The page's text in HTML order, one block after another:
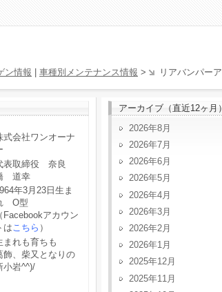
ン情報 車種別メンテナンス情報 > リアバンパー
式会社ワンオーナ
表取締役 奈良
道幸
年3月23日生ま
O型
（Facebookアカウン
はこちら ）
まれも育ちも
飾、柴又となりの
小岩^^)/
アーカイブ（直近12ヶ月）
2026年8月
2026年7月
2026年6月
2026年5月
2026年4月
2026年3月
2026年2月
2026年1月
2025年12月
2025年11月